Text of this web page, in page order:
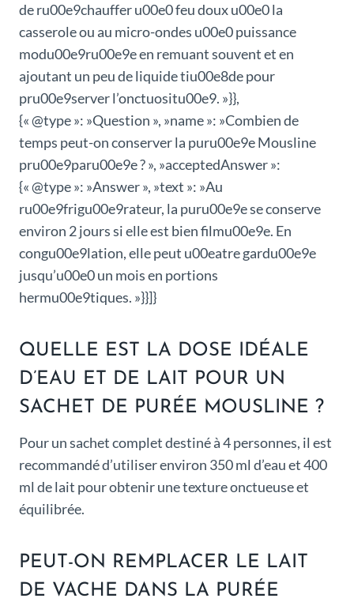
de ru00e9chauffer u00e0 feu doux u00e0 la
casserole ou au micro-ondes u00e0 puissance
modu00e9ru00e9e en remuant souvent et en
ajoutant un peu de liquide tiu00e8de pour
pru00e9server l’onctuositu00e9. »}},
{« @type »: »Question », »name »: »Combien de
temps peut-on conserver la puru00e9e Mousline
pru00e9paru00e9e ? », »acceptedAnswer »:
{« @type »: »Answer », »text »: »Au
ru00e9frigu00e9rateur, la puru00e9e se conserve
environ 2 jours si elle est bien filmu00e9e. En
congu00e9lation, elle peut u00eatre gardu00e9e
jusqu’u00e0 un mois en portions
hermu00e9tiques. »}}]}
QUELLE EST LA DOSE IDÉALE
D’EAU ET DE LAIT POUR UN
SACHET DE PURÉE MOUSLINE ?
Pour un sachet complet destiné à 4 personnes, il est
recommandé d’utiliser environ 350 ml d’eau et 400
ml de lait pour obtenir une texture onctueuse et
équilibrée.
PEUT-ON REMPLACER LE LAIT
DE VACHE DANS LA PURÉE